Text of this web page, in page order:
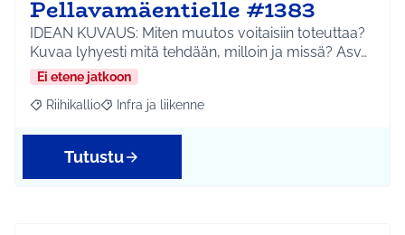
Pellavamäentielle #1383
IDEAN KUVAUS: Miten muutos voitaisiin toteuttaa?
Kuvaa lyhyesti mitä tehdään, milloin ja missä? Asv…
Ei etene jatkoon
Rajaa tulokset aihepiirin mukaan: Riihikallio
Riihikallio Rajaa tulokset teeman mukaan: Infra ja liikenne
Infra ja liikenne
Tutustu